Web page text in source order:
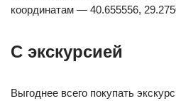
координатам — 40.655556,
С экскурсией
Выгоднее всего покупать